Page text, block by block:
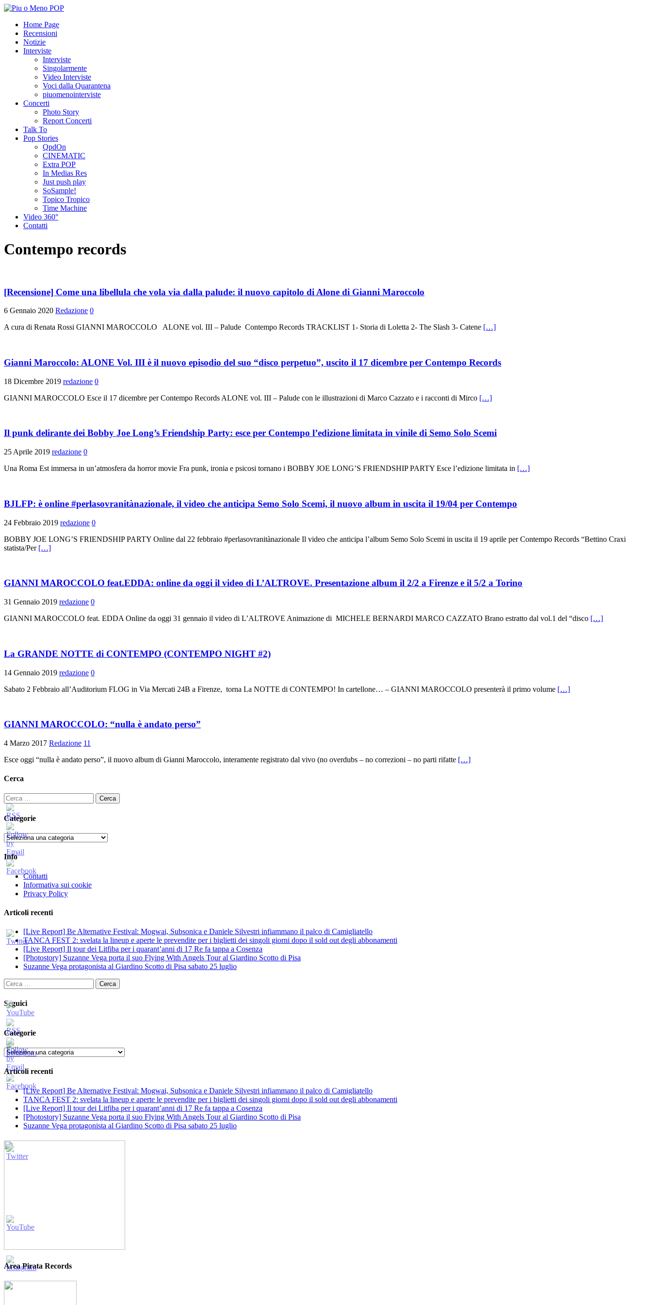
Home Page
Recensioni
Notizie
Interviste
Interviste
Singolarmente
Video Interviste
Voci dalla Quarantena
piuomenointerviste
Concerti
Photo Story
Report Concerti
Talk To
Pop Stories
QpdOn
CINEMATIC
Extra POP
In Medias Res
Just push play
SoSample!
Topico Tropico
Time Machine
Video 360°
Contatti
Contempo records
[Recensione] Come una libellula che vola via dalla palude: il nuovo capitolo di Alone di Gianni Maroccolo
6 Gennaio 2020 Redazione 0
A cura di Renata Rossi GIANNI MAROCCOLO ALONE vol. III – Palude Contempo Records TRACKLIST 1- Storia di Loletta 2- The Slash 3- Catene […]
Gianni Maroccolo: ALONE Vol. III è il nuovo episodio del suo “disco perpetuo”, uscito il 17 dicembre per Contempo Records
18 Dicembre 2019 redazione 0
GIANNI MAROCCOLO Esce il 17 dicembre per Contempo Records ALONE vol. III – Palude con le illustrazioni di Marco Cazzato e i racconti di Mirco […]
Il punk delirante dei Bobby Joe Long’s Friendship Party: esce per Contempo l’edizione limitata in vinile di Semo Solo Scemi
25 Aprile 2019 redazione 0
Una Roma Est immersa in un’atmosfera da horror movie Fra punk, ironia e psicosi tornano i BOBBY JOE LONG’S FRIENDSHIP PARTY Esce l’edizione limitata in […]
BJLFP: è online #perlasovranitànazionale, il video che anticipa Semo Solo Scemi, il nuovo album in uscita il 19/04 per Contempo
24 Febbraio 2019 redazione 0
BOBBY JOE LONG’S FRIENDSHIP PARTY Online dal 22 febbraio #perlasovranitànazionale Il video che anticipa l’album Semo Solo Scemi in uscita il 19 aprile per Contempo Records “Bettino Craxi
statista/Per […]
GIANNI MAROCCOLO feat.EDDA: online da oggi il video di L’ALTROVE. Presentazione album il 2/2 a Firenze e il 5/2 a Torino
31 Gennaio 2019 redazione 0
GIANNI MAROCCOLO feat. EDDA Online da oggi 31 gennaio il video di L’ALTROVE Animazione di MICHELE BERNARDI MARCO CAZZATO Brano estratto dal vol.1 del “disco […]
La GRANDE NOTTE di CONTEMPO (CONTEMPO NIGHT #2)
14 Gennaio 2019 redazione 0
Sabato 2 Febbraio all’Auditorium FLOG in Via Mercati 24B a Firenze, torna La NOTTE di CONTEMPO! In cartellone… – GIANNI MAROCCOLO presenterà il primo volume […]
GIANNI MAROCCOLO: “nulla è andato perso”
4 Marzo 2017 Redazione 11
Esce oggi “nulla è andato perso”, il nuovo album di Gianni Maroccolo, interamente registrato dal vivo (no overdubs – no correzioni – no parti rifatte […]
Cerca
Ricerca
per:
Categorie
Categorie
Info
Contatti
Informativa sui cookie
Privacy Policy
Articoli recenti
[Live Report] Be Alternative Festival: Mogwai, Subsonica e Daniele Silvestri infiammano il palco di Camigliatello
TANCA FEST 2: svelata la lineup e aperte le prevendite per i biglietti dei singoli giorni dopo il sold out degli abbonamenti
[Live Report] Il tour dei Litfiba per i quarant’anni di 17 Re fa tappa a Cosenza
[Photostory] Suzanne Vega porta il suo Flying With Angels Tour al Giardino Scotto di Pisa
Suzanne Vega protagonista al Giardino Scotto di Pisa sabato 25 luglio
Ricerca
per:
Seguici
Categorie
Categorie
Articoli recenti
[Live Report] Be Alternative Festival: Mogwai, Subsonica e Daniele Silvestri infiammano il palco di Camigliatello
TANCA FEST 2: svelata la lineup e aperte le prevendite per i biglietti dei singoli giorni dopo il sold out degli abbonamenti
[Live Report] Il tour dei Litfiba per i quarant’anni di 17 Re fa tappa a Cosenza
[Photostory] Suzanne Vega porta il suo Flying With Angels Tour al Giardino Scotto di Pisa
Suzanne Vega protagonista al Giardino Scotto di Pisa sabato 25 luglio
Area Pirata Records